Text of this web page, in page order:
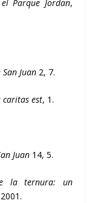
Parque Jordan,
Juan 2, 7.
caritas est, 1.
Juan 14, 5.
la ternura: un